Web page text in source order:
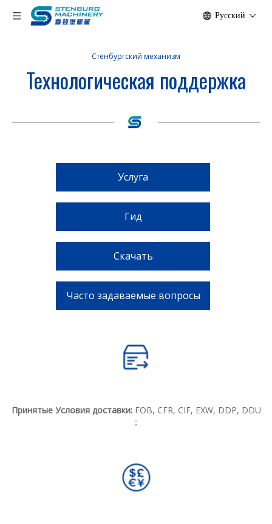
Pусский
Стенбургский механизм
Технологическая поддержка
Услуга
Гид
Скачать
Часто задаваемые вопросы
Принятые Условия доставки: FOB, CFR, CIF, EXW, DDP, DDU
；